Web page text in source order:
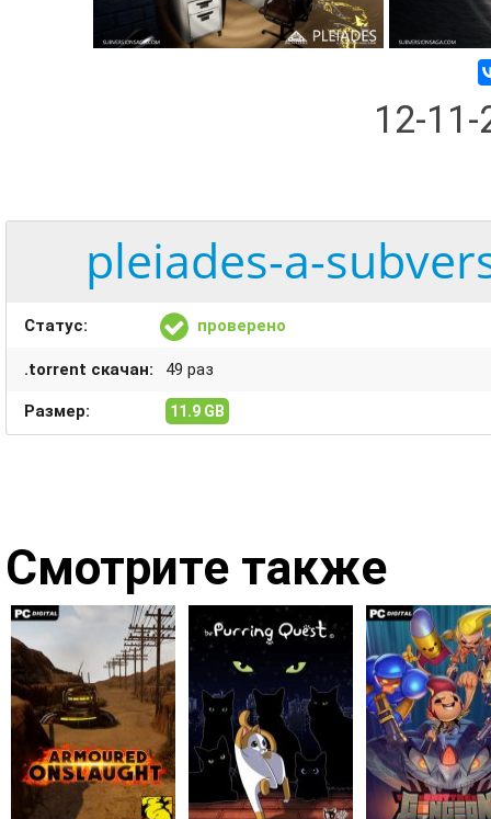
12-
pleiades-a-
Статус: проверено
.torrent скачан: 49 раз
Размер: 11.9 GB
Смотрите также